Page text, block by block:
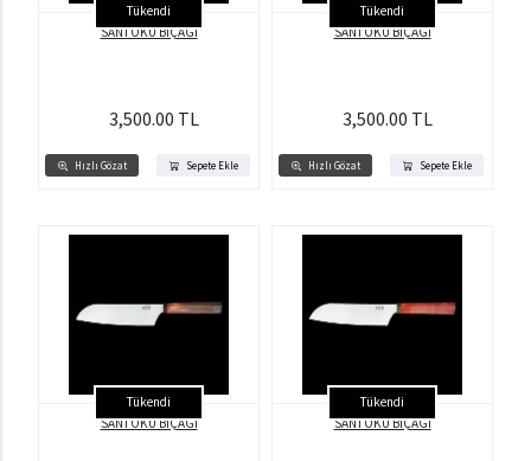
Tükendi
Hızlı Gözat Sepete Ekle
SANTOKU BIÇAĞI
3,500.00 TL
Tükendi
Hızlı Gözat Sepete Ekle
SANTOKU BIÇAĞI
3,500.00 TL
Tükendi
SANTOKU BIÇAĞI
Tükendi
SANTOKU BIÇAĞI